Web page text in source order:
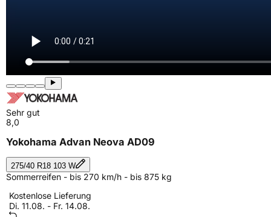
Sehr gut
8,0
Yokohama Advan Neova AD09
275/40 R18 103 W
Sommerreifen - bis 270 km/h - bis 875 kg
Kostenlose Lieferung
Di. 11.08. - Fr. 14.08.